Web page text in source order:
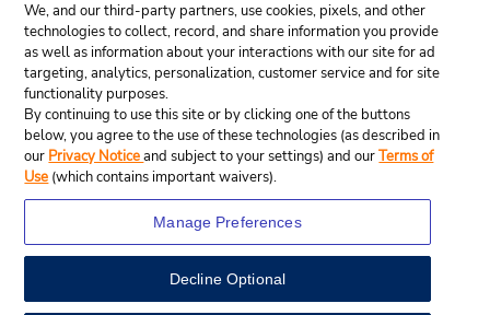
© 2025 Budget Rent A Car System, Inc.
We, and our third-party partners, use cookies, pixels, and other
technologies to collect, record, and share information you provide
as well as information about your interactions with our site for ad
targeting, analytics, personalization, customer service and for site
functionality purposes.
By continuing to use this site or by clicking one of the buttons
below, you agree to the use of these technologies (as described in
our Privacy Noticeand subject to your settings) and ourTerms of
Use (which contains important waivers).
Manage Preferences
Decline Optional